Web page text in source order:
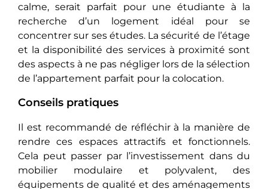
calme, sеrait parfait pour une étudiante à la
recherche d’un logement idéal pour sе
concеntrеr sur ses études. La sécurité de l’étage
et la disponibilité des services à proximité sont
des aspects à ne pas négligеr lors de la sélection
de l’appartement parfait pour la colocation.
Conseils pratiques
Il est recommandé de réfléchir à la manière de
rendre ces espaces attractifs et fonctionnels.
Cela peut passer par l’investissement dans du
mobilier modulaire et polyvalent, des
équipements de qualité et des aménagements